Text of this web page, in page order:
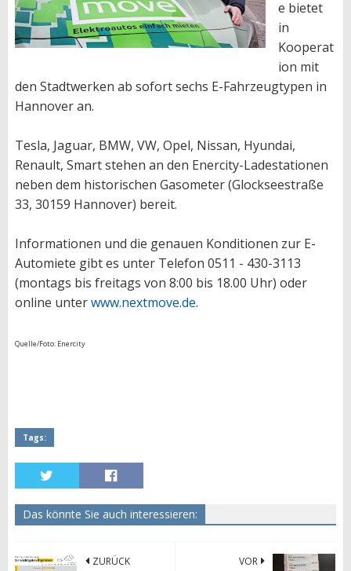
e bietet
in
Kooperat
ion mit
den Stadtwerken ab sofort sechs E-Fahrzeugtypen in
Hannover an.
Tesla, Jaguar, BMW, VW, Opel, Nissan, Hyundai,
Renault, Smart stehen an den Enercity-Ladestationen
neben dem historischen Gasometer (Glockseestraße
33, 30159 Hannover) bereit.
Informationen und die genauen Konditionen zur E-
Automiete gibt es unter Telefon 0511 - 430-3113
(montags bis freitags von 8:00 bis 18.00 Uhr) oder
online unterwww.nextmove.de.
Quelle/Foto: Enercity
Tags:
Das könnte Sie auch interessieren:
VOR
ZURÜCK